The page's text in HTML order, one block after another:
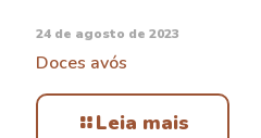
24 de agosto de 2023
Doces avós
Leia mais